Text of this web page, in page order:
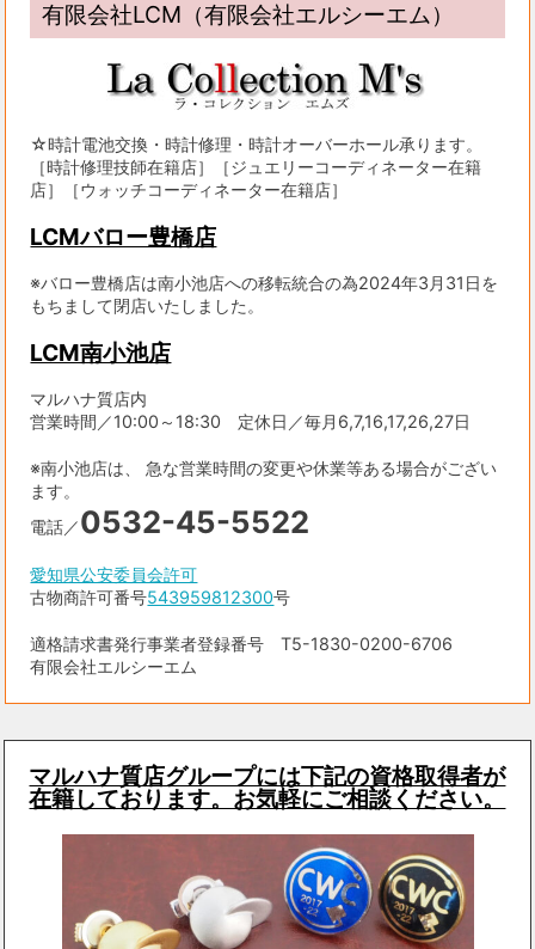
有限会社LCM（有限会社エルシーエム）
☆時計電池交換・時計修理・時計オーバーホール承ります。
［時計修理技師在籍店］［ジュエリーコーディネーター在籍
店］［ウォッチコーディネーター在籍店］
LCMバロー豊橋店
※バロー豊橋店は南小池店への移転統合の為2024年3月31日を
もちまして閉店いたしました。
LCM南小池店
マルハナ質店内
営業時間／10:00～18:30 定休日／毎月6,7,16,17,26,27日
※南小池店は、 急な営業時間の変更や休業等ある場合がござい
ます。
電話／0532-45-5522
愛知県公安委員会許可
古物商許可番号543959812300号
適格請求書発行事業者登録番号 T5-1830-0200-6706
有限会社エルシーエム
マルハナ質店グループには下記の資格取得者が
在籍しております。お気軽にご相談ください。